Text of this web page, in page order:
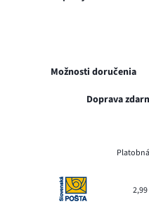
Možnosti doručenia
Doprava